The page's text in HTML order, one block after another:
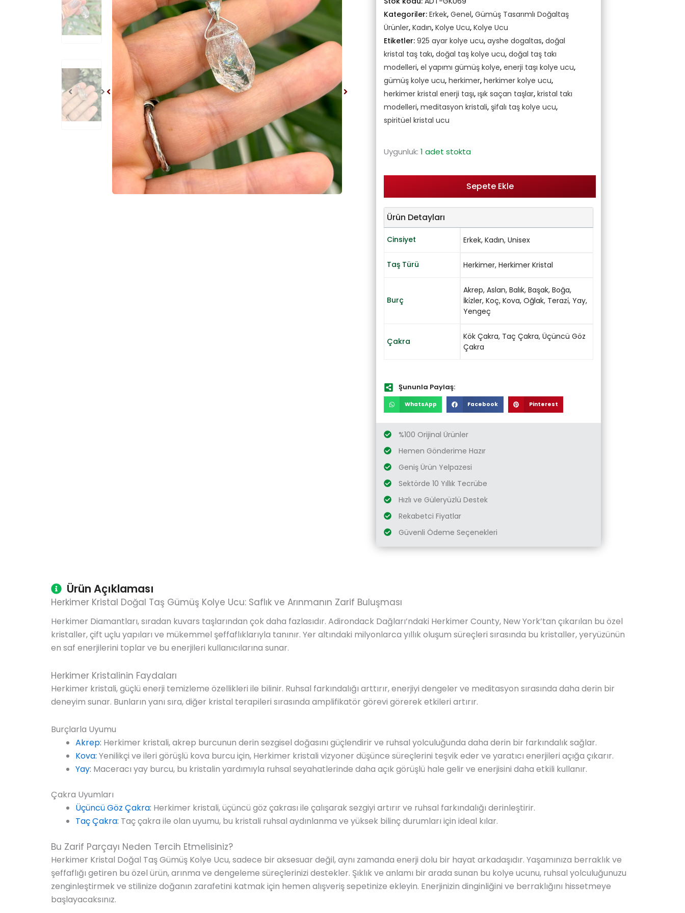
Kategoriler: Erkek, Genel, Gümüş Tasarımlı Doğaltaş
Ürünler, Kadın, Kolye Ucu, Kolye Ucu
Etiketler: 925 ayar kolye ucu, ayshe dogaltas, doğal
kristal taş takı, doğal taş kolye ucu, doğal taş takı
modelleri, el yapımı gümüş kolye, enerji taşı kolye ucu,
gümüş kolye ucu, herkimer, herkimer kolye ucu,
herkimer kristal enerji taşı, ışık saçan taşlar, kristal takı
modelleri, meditasyon kristali, şifalı taş kolye ucu,
spiritüel kristal ucu
Uygunluk: 1 adet stokta
Sepete Ekle
Ürün Detayları
Cinsiyet Erkek, Kadın, Unisex
Taş Türü Herkimer, Herkimer Kristal
Burç
Akrep, Aslan, Balık, Başak, Boğa,
İki̇zler, Koç, Kova, Oğlak, Terazi̇, Yay,
Yengeç
Çakra Kök Çakra, Taç Çakra, Üçüncü Göz
Çakra
Şununla Paylaş:
WhatsApp Facebook Pinterest
%100 Orijinal Ürünler
Hemen Gönderime Hazır
Geniş Ürün Yelpazesi
Sektörde 10 Yıllık Tecrübe
Hızlı ve Güleryüzlü Destek
Rekabetci Fiyatlar
Güvenli Ödeme Seçenekleri
Ürün Açıklaması
Herkimer Kristal Doğal Taş Gümüş Kolye Ucu: Saflık ve Arınmanın Zarif Buluşması
Herkimer Diamantları, sıradan kuvars taşlarından çok daha fazlasıdır. Adirondack Dağları’ndaki Herkimer County, New York’tan çıkarılan bu özel
kristaller, çift uçlu yapıları ve mükemmel şeffaflıklarıyla tanınır. Yer altındaki milyonlarca yıllık oluşum süreçleri sırasında bu kristaller, yeryüzünün
en saf enerjilerini toplar ve bu enerjileri kullanıcılarına sunar.
Herkimer Kristalinin Faydaları
Herkimer kristali, güçlü enerji temizleme özellikleri ile bilinir. Ruhsal farkındalığı arttırır, enerjiyi dengeler ve meditasyon sırasında daha derin bir
deneyim sunar. Bunların yanı sıra, diğer kristal terapileri sırasında amplifikatör görevi görerek etkileri artırır.
Burçlarla Uyumu
Akrep: Herkimer kristali, akrep burcunun derin sezgisel doğasını güçlendirir ve ruhsal yolculuğunda daha derin bir farkındalık sağlar.
Kova: Yenilikçi ve ileri görüşlü kova burcu için, Herkimer kristali vizyoner düşünce süreçlerini teşvik eder ve yaratıcı enerjileri açığa çıkarır.
Yay: Maceracı yay burcu, bu kristalin yardımıyla ruhsal seyahatlerinde daha açık görüşlü hale gelir ve enerjisini daha etkili kullanır.
Çakra Uyumları
Üçüncü Göz Çakra: Herkimer kristali, üçüncü göz çakrası ile çalışarak sezgiyi artırır ve ruhsal farkındalığı derinleştirir.
Taç Çakra: Taç çakra ile olan uyumu, bu kristali ruhsal aydınlanma ve yüksek bilinç durumları için ideal kılar.
Bu Zarif Parçayı Neden Tercih Etmelisiniz?
Herkimer Kristal Doğal Taş Gümüş Kolye Ucu, sadece bir aksesuar değil, aynı zamanda enerji dolu bir hayat arkadaşıdır. Yaşamınıza berraklık ve
şeffaflığı getiren bu özel ürün, arınma ve dengeleme süreçlerinizi destekler. Şıklık ve anlamı bir arada sunan bu kolye ucunu, ruhsal yolculuğunuzu
zenginleştirmek ve stilinize doğanın zarafetini katmak için hemen alışveriş sepetinize ekleyin. Enerjinizin dinginliğini ve berraklığını hissetmeye
başlayacaksınız.